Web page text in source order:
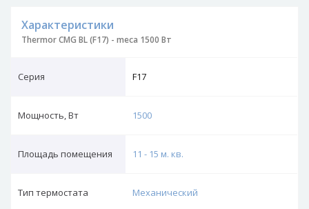
Характеристики
Thermor CMG BL (F17) - meca 1500 Вт
Серия F17
Мощность, Вт 1500
Площадь помещения 11 - 15 м. кв.
Тип термостата Механический